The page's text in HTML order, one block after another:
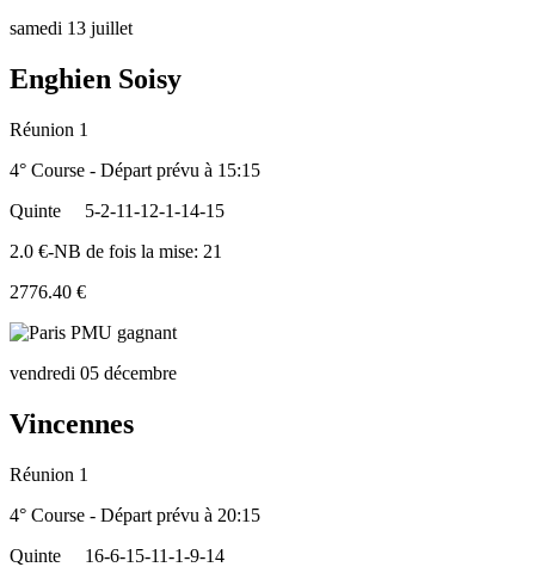
samedi 13 juillet
Enghien Soisy
Réunion 1
4° Course - Départ prévu à 15:15
Quinte
5-2-11-12-1-14-15
2.0 €-NB de fois la mise: 21
2776.40 €
vendredi 05 décembre
Vincennes
Réunion 1
4° Course - Départ prévu à 20:15
Quinte
16-6-15-11-1-9-14